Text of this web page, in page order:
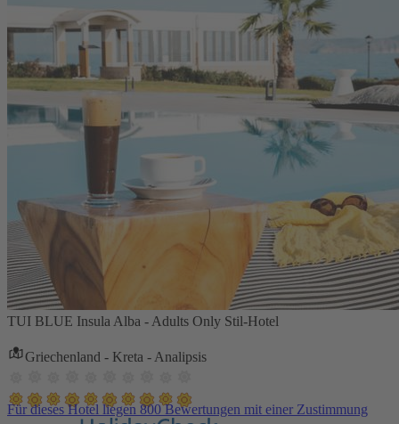
TUI BLUE Insula Alba - Adults Only Stil-Hotel
Griechenland - Kreta - Analipsis
Für dieses Hotel liegen 800 Bewertungen mit einer Zustimmung